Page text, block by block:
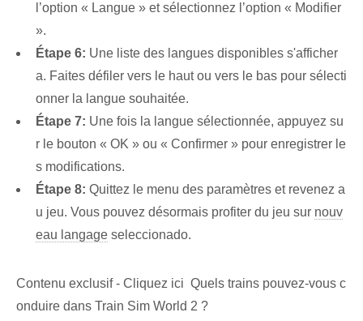
l’option « Langue » et sélectionnez l’option « Modifier
».
Étape 6: Une liste des langues disponibles s'afficher
a. Faites défiler vers le haut ou vers le bas pour sélecti
onner la langue souhaitée.
Étape 7: Une fois la langue sélectionnée, appuyez su
r le bouton « OK » ou « Confirmer » pour enregistrer le
s modifications.
Étape 8: Quittez le menu des paramètres et revenez a
u jeu. Vous pouvez désormais profiter du jeu sur nouv
eau langage seleccionado.
Contenu exclusif - Cliquez ici Quels trains pouvez-vous c
onduire dans Train Sim World 2 ?